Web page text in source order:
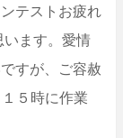
テストお疲れ
ます。愛情
すが、ご容赦
５時に作業